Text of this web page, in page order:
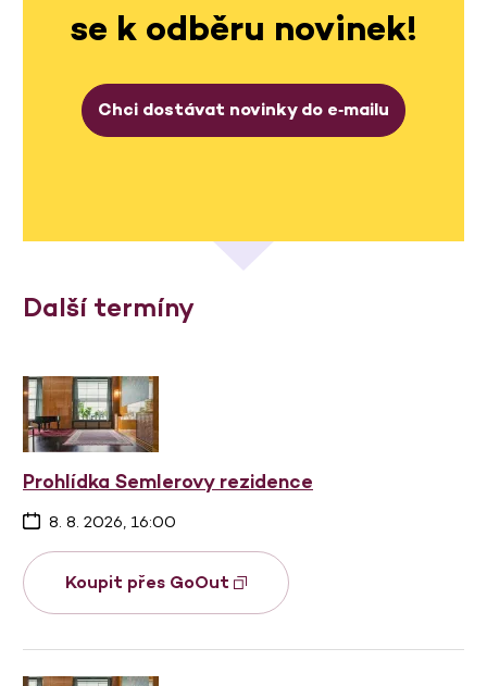
se k odběru novinek!
Chci dostávat novinky do e‑mailu
Další termíny
Prohlídka Semlerovy rezidence
8. 8. 2026, 16:00
Koupit přes GoOut